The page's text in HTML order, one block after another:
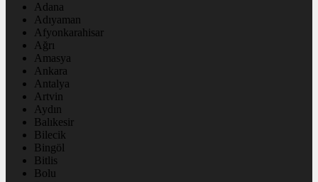
Adana
Adıyaman
Afyonkarahisar
Ağrı
Amasya
Ankara
Antalya
Artvin
Aydın
Balıkesir
Bilecik
Bingöl
Bitlis
Bolu